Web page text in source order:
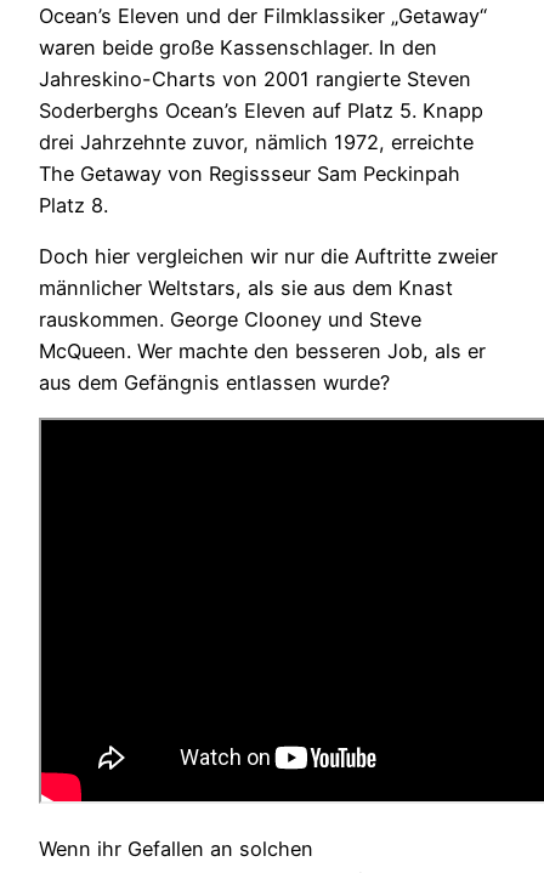
Ocean’s Eleven und der Filmklassiker „Getaway“
waren beide große Kassenschlager. In den
Jahreskino-Charts von 2001 rangierte Steven
Soderberghs Ocean’s Eleven auf Platz 5. Knapp
drei Jahrzehnte zuvor, nämlich 1972, erreichte
The Getaway von Regissseur Sam Peckinpah
Platz 8.
Doch hier vergleichen wir nur die Auftritte zweier
männlicher Weltstars, als sie aus dem Knast
rauskommen. George Clooney und Steve
McQueen. Wer machte den besseren Job, als er
aus dem Gefängnis entlassen wurde?
Wenn ihr Gefallen an solchen